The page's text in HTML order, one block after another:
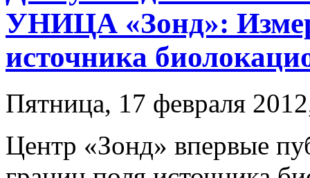
УНИЦА «Зонд»:
источника
Пятница, 17 февраля
Центр «Зонд» впервые